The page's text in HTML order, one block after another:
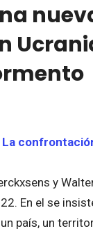
y
En el se
país, un